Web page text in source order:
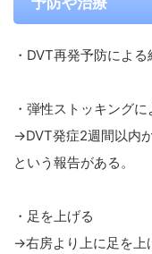
・DVT再発予防による
・弾性ストッキング
→DVT発症2週間以内
という報告がある。
・足を上げる
→右房より上に足を上